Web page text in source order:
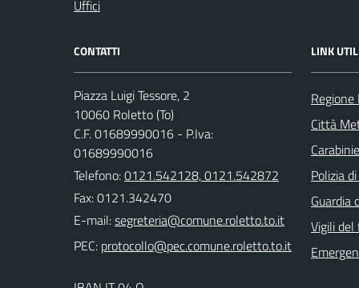
Uffici
CONTATTI
Piazza Luigi Tessore, 2
10060 Roletto (To)
C.F. 01689990016 - P.Iva:
01689990016
Telefono:0121.542128, 0121.542872
Fax: 0121.342470
E-mail:
PEC:
LINK
Città
Polizia
Guardia
Vigili del